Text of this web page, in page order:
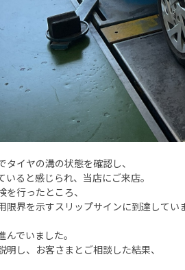
タイヤの溝の状態を確認し、
いると感じられ、当店にご来店。
行ったところ、
限界を示すスリップサインに到達してい
んでいました。
明し、お客さまとご相談した結果、